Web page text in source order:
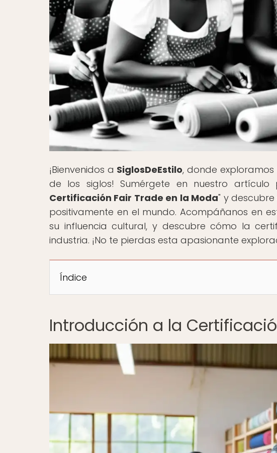
¡Bienvenidos a SiglosDeEstilo, donde
de los siglos! Sumérgete en nuestro artículo
Certificación Fair Trade en la Moda" y
positivamente en el mundo. Acompáñanos en
su influencia cultural, y descubre cómo la
industria. ¡No te pierdas esta apasionante
Índice
Introducción a la